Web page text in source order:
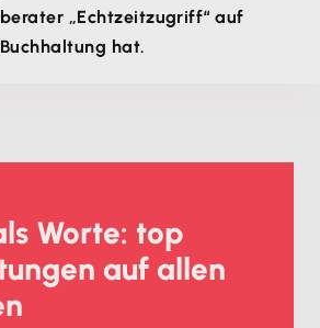
„Echtzeitzugriff“ auf
hat.
Worte: top
auf allen